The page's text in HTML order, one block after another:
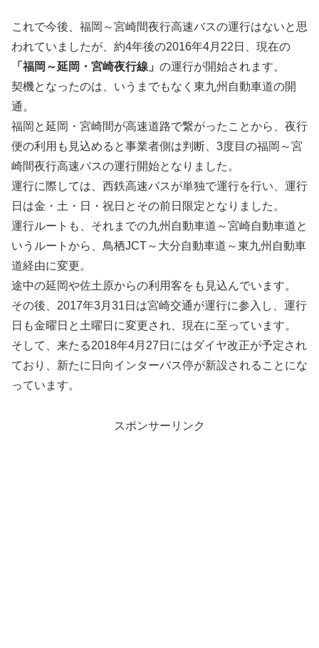
これで今後、福岡～宮崎間夜行高速バスの運行はないと思
われていましたが、約4年後の2016年4月22日、現在の
「福岡～延岡・宮崎夜行線」 の運行が開始されます。
契機となったのは、いうまでもなく東九州自動車道の開
通。
福岡と延岡・宮崎間が高速道路で繋がったことから、夜行
便の利用も見込めると事業者側は判断、3度目の福岡～宮
崎間夜行高速バスの運行開始となりました。
運行に際しては、西鉄高速バスが単独で運行を行い、運行
日は金・土・日・祝日とその前日限定となりました。
運行ルートも、それまでの九州自動車道～宮崎自動車道と
いうルートから、鳥栖JCT～大分自動車道～東九州自動車
道経由に変更。
途中の延岡や佐土原からの利用客をも見込んでいます。
その後、2017年3月31日は宮崎交通が運行に参入し、運行
日も金曜日と土曜日に変更され、現在に至っています。
そして、来たる2018年4月27日にはダイヤ改正が予定され
ており、新たに日向インターバス停が新設されることにな
っています。
スポンサーリンク